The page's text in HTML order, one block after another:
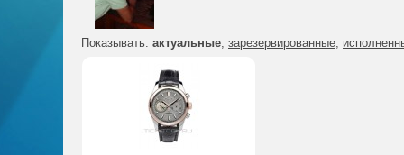
Показывать: актуальные, зарезервированные,